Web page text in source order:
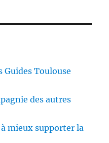
Guides Toulouse
des autres
mieux supporter la